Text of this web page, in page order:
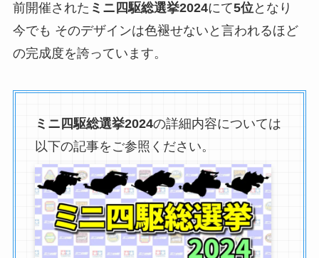
前開催された ミニ四駆総選挙2024にて5位となり
今でも そのデザインは色褪せないと言われるほど
の完成度を誇っています。
ミニ四駆総選挙2024の詳細内容については
以下の記事をご参照ください。